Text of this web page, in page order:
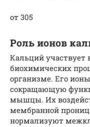
от 305
Роль ионов
Кальций
биохимических
организме. Его
сокращающую
мышцы. Их
мембранной
нормализуют